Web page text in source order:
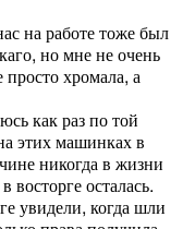
на работе тоже был
но мне не очень
хромала, а
как раз по той
этих машинках в
никогда в жизни
восторге осталась.
увидели, когда шли